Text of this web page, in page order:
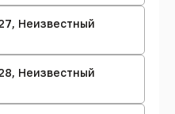
Неизвестный
Неизвестный